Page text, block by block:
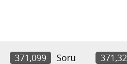
371,099 Soru